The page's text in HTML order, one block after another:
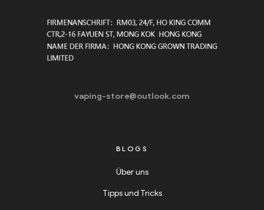
vaping-store@outlook.com
BLOGS
Über uns
Tipps und Tricks